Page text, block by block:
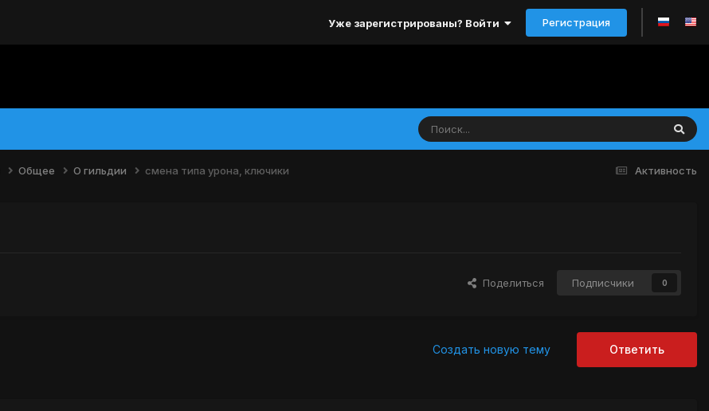
Уже зарегистрированы? Войти Регистрация
Активность
Общее О гильдии смена типа урона, ключики
Поделиться Подписчики 0
Ответить
Создать новую тему